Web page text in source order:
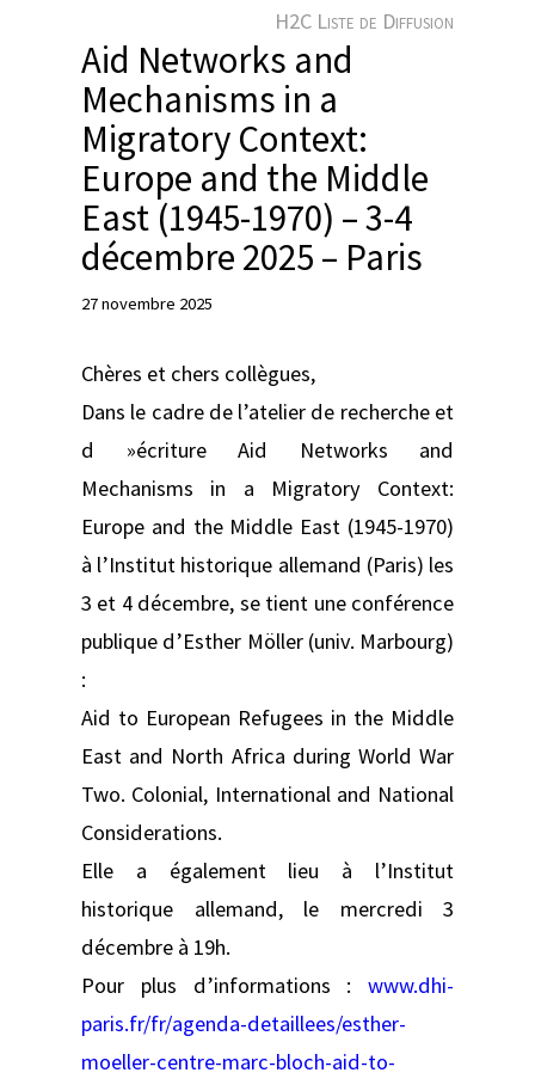
H2C Liste de Diffusion
Aid Networks and
Mechanisms in a
Migratory Context:
Europe and the Middle
East (1945-1970) – 3-4
décembre 2025 – Paris
27 novembre 2025
Chères et chers collègues,
Dans le cadre de l’atelier de recherche et
d »écriture Aid Networks and
Mechanisms in a Migratory Context:
Europe and the Middle East (1945-1970)
à l’Institut historique allemand (Paris) les
3 et 4 décembre, se tient une conférence
publique d’Esther Möller (univ. Marbourg)
:
Aid to European Refugees in the Middle
East and North Africa during World War
Two. Colonial, International and National
Considerations.
Elle a également lieu à l’Institut
historique allemand, le mercredi 3
décembre à 19h.
Pour plus d’informations : www.dhi-
paris.fr/fr/agenda-detaillees/esther-
moeller-centre-marc-bloch-aid-to-